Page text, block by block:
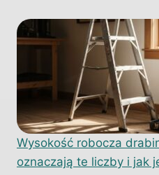
Wysokość robocza
oznaczają te liczby i jak